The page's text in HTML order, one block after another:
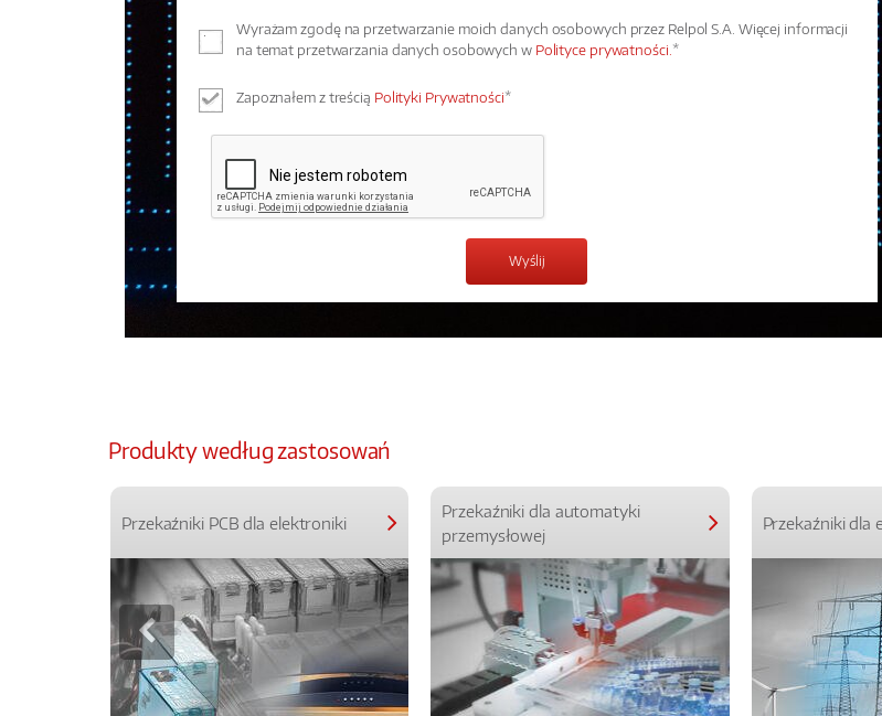
Wyrażam zgodę na przetwarzanie moich danych osobowych przez Relpol S.A. Więcej informacji
na temat przetwarzania danych osobowych w Polityce prywatności.*
Zapoznałem z treścią Polityki Prywatności*
Produkty według zastosowań
Przekaźniki PCB dla elektroniki
Przekaźniki dla automatyki
przemysłowej
Przekaźniki dla